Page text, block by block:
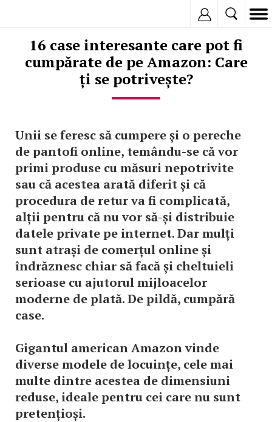
16 case interesante care pot fi
cumpărate de pe Amazon: Care
ți se potrivește?
Unii se feresc să cumpere și o pereche
de pantofi online, temându-se că vor
primi produse cu măsuri nepotrivite
sau că acestea arată diferit și că
procedura de retur va fi complicată,
alții pentru că nu vor să-și distribuie
datele private pe internet. Dar mulți
sunt atrași de comerțul online și
îndrăznesc chiar să facă și cheltuieli
serioase cu ajutorul mijloacelor
moderne de plată. De pildă, cumpără
case.
Gigantul american Amazon vinde
diverse modele de locuințe, cele mai
multe dintre acestea de dimensiuni
reduse, ideale pentru cei care nu sunt
pretențioși.